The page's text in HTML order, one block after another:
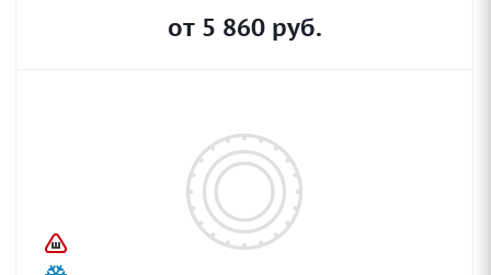
от 5 860руб.